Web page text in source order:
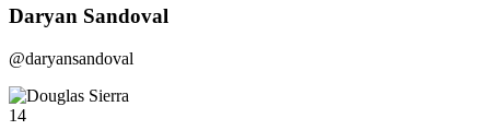
Daryan Sandoval
@daryansandoval
14